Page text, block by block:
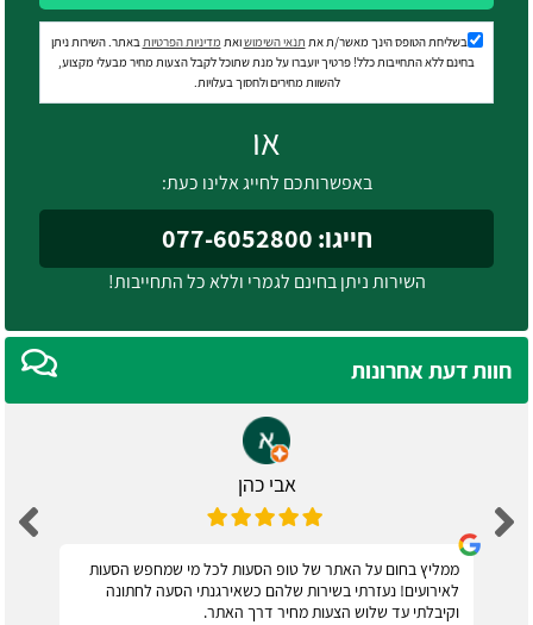
בשליחת הטופס הינך מאשר/ת את תנאי השימושואת מדיניות הפרטיותבאתר. השירות ניתן
בחינם ללא התחייבות כלל! פרטיך יועברו על מנת שתוכל לקבל הצעות מחיר מבעלי מקצוע,
להשוות מחירים ולחסוך בעלויות.
או
באפשרותכם לחייג אלינו כעת:
חייגו: 077-6052800
השירות ניתן בחינם לגמרי וללא כל התחייבות!
חוות דעת אחרונות
אבי כהן
ממליץ בחום על האתר של טופ הסעות לכל מי שמחפש הסעות
לאירועים! נעזרתי בשירות שלהם כשאירגנתי הסעה לחתונה
וקיבלתי עד שלוש הצעות מחיר דרך האתר.